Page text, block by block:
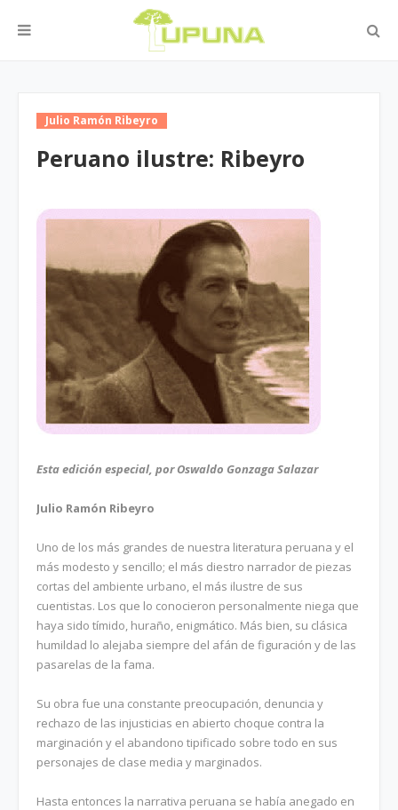
Julio Ramón Ribeyro
Peruano ilustre: Ribeyro
Esta edición especial, por Oswaldo Gonzaga Salazar
Julio Ramón Ribeyro
Uno de los más grandes de nuestra literatura peruana y el
más modesto y sencillo; el más diestro narrador de piezas
cortas del ambiente urbano, el más ilustre de sus
cuentistas. Los que lo conocieron personalmente niega que
haya sido tímido, huraño, enigmático. Más bien, su clásica
humildad lo alejaba siempre del afán de figuración y de las
pasarelas de la fama.
Su obra fue una constante preocupación, denuncia y
rechazo de las injusticias en abierto choque contra la
marginación y el abandono tipificado sobre todo en sus
personajes de clase media y marginados.
Hasta entonces la narrativa peruana se había anegado en